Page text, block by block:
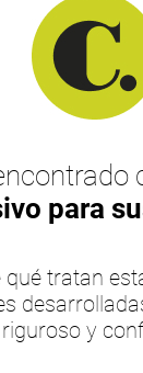
para
qué tratan
riguroso y